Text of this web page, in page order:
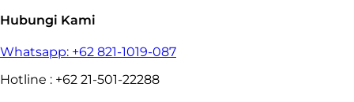
Hubungi Kami
Whatsapp: +62 821-1019-087
Hotline : +62 21-501-22288